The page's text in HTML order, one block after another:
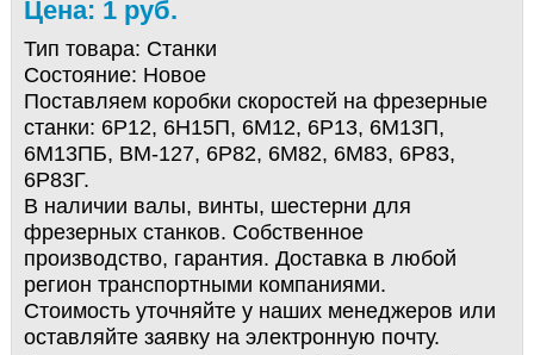
Цена: 1 руб.
Тип товара: Станки
Состояние: Новое
Поставляем коробки скоростей на фрезерные
станки: 6Р12, 6Н15П, 6М12, 6Р13, 6М13П,
6М13ПБ, ВМ-127, 6Р82, 6М82, 6М83, 6Р83,
6Р83Г.
В наличии валы, винты, шестерни для
фрезерных станков. Собственное
производство, гарантия. Доставка в любой
регион транспортными компаниями.
Стоимость уточняйте у наших менеджеров или
оставляйте заявку на электронную почту.